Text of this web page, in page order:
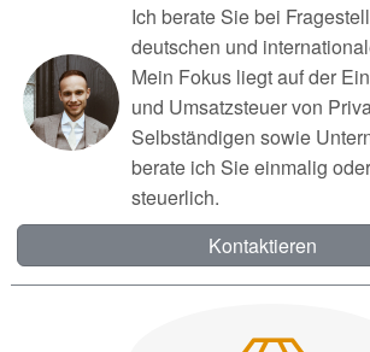
Ich berate Sie bei
deutschen und
Mein Fokus liegt auf der
und Umsatzsteuer von
Selbständigen sowie
berate ich Sie einmalig
steuerlich.
Kontaktieren